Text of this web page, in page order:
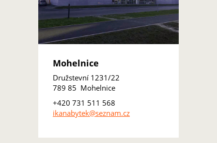
Mohelnice
Družstevní 1231/22
789 85 Mohelnice
+420 731 511 568
ikanabytek@seznam.cz